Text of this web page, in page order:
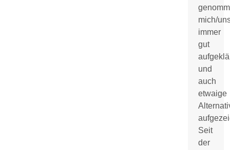
mich/
immer
gut
und
auch
etwaige
Seit
der